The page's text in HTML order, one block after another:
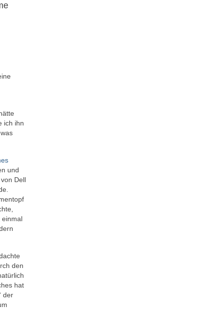
ich ihn
und
Dell
einmal
den
hat
der